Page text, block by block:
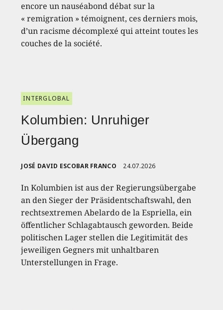
encore un nauséabond débat sur la
« remigration » témoignent, ces derniers mois,
d’un racisme décomplexé qui atteint toutes les
couches de la société.
INTERGLOBAL
Kolumbien: Unruhiger
Übergang
JOSÉ DAVID ESCOBAR FRANCO 24.07.2026
In Kolumbien ist aus der Regierungsübergabe
an den Sieger der Präsidentschaftswahl, den
rechtsextremen Abelardo de la Espriella, ein
öffentlicher Schlagabtausch geworden. Beide
politischen Lager stellen die Legitimität des
jeweiligen Gegners mit unhaltbaren
Unterstellungen in Frage.